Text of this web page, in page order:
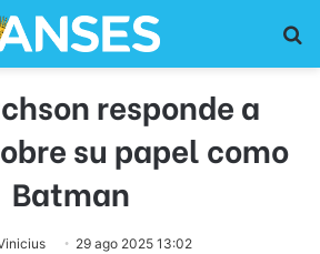
responde a
su papel como
Batman
29 ago 2025 13:02